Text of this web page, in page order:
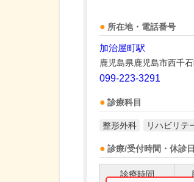
所在地・電話番号
加治屋町駅
鹿児島県鹿児島市西千
099-223-3291
診療科目
整形外科 リハビリテ
診療/受付時間・休診日
診療時間